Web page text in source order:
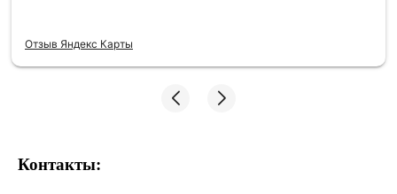
Отзыв Яндекс Карты
Контакты: